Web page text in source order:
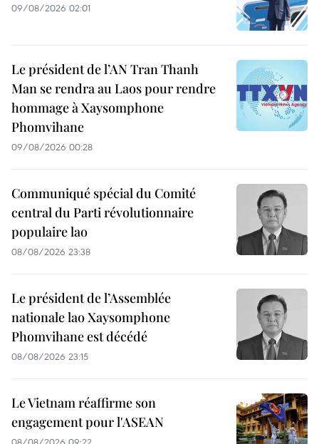
09/08/2026 02:01
Le président de l’AN Tran Thanh
Man se rendra au Laos pour rendre
hommage à Xaysomphone
Phomvihane
09/08/2026 00:28
Communiqué spécial du Comité
central du Parti révolutionnaire
populaire lao
08/08/2026 23:38
Le président de l’Assemblée
nationale lao Xaysomphone
Phomvihane est décédé
08/08/2026 23:15
Le Vietnam réaffirme son
engagement pour l'ASEAN